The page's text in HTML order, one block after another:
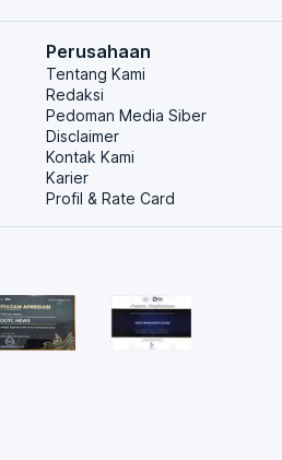
Perusahaan
Tentang Kami
Redaksi
Pedoman Media Siber
Disclaimer
Kontak Kami
Karier
Profil & Rate Card